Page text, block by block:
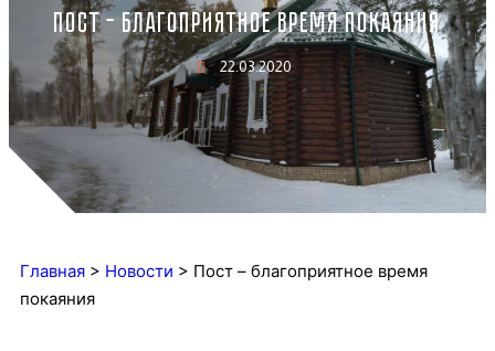
ПОСТ – БЛАГОПРИЯТНОЕ ВРЕМЯ ПОКАЯНИЯ
22.03.2020
Главная > Новости > Пост – благоприятное время
покаяния